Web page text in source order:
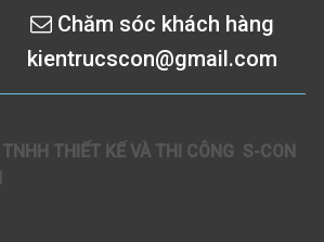
Chăm sóc khách hàng
kientrucscon@gmail.com
THIẾT KẾ VÀ THI CÔNG S-CON